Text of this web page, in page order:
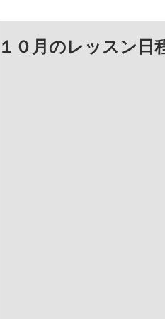
１０月のレッスン日